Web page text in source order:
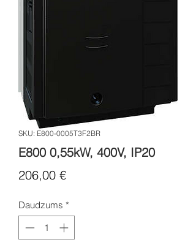
SKU: E800-0005T3F2BR
E800 0,55kW, 400V, IP20
206,00 €Cena
Daudzums *